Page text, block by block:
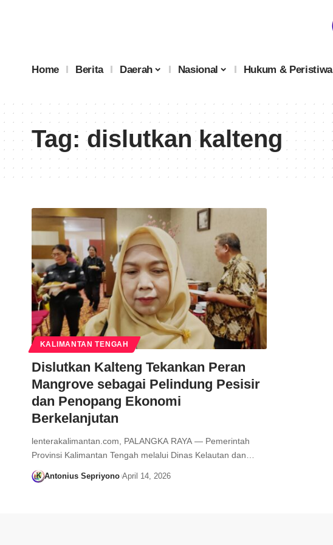
Home Berita Daerah Nasional Hukum & Peristiwa
Tag:dislutkan kalteng
KALIMANTAN TENGAH
Dislutkan Kalteng Tekankan Peran
Mangrove sebagai Pelindung Pesisir
dan Penopang Ekonomi
Berkelanjutan
lenterakalimantan.com, PALANGKA RAYA — Pemerintah
Provinsi Kalimantan Tengah melalui Dinas Kelautan dan…
Antonius Sepriyono April 14, 2026